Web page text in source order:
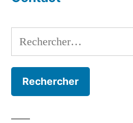
Rechercher :